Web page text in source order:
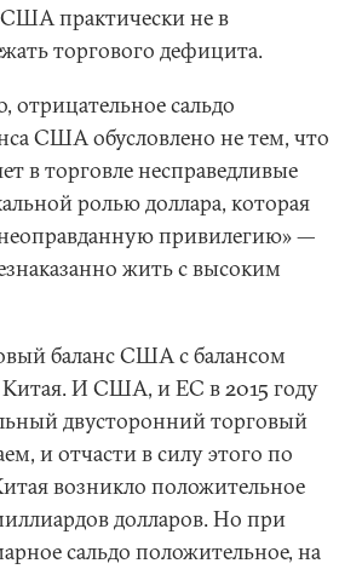
практически не в
торгового дефицита.
отрицательное сальдо
США обусловлено не тем, что
в торговле несправедливые
ролью доллара, которая
привилегию» —
жить с высоким
баланс США с балансом
И США, и ЕС в 2015 году
двусторонний торговый
и отчасти в силу этого по
возникло положительное
долларов. Но при
сальдо положительное, на